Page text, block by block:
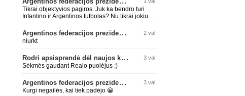
Tikrai objektyvios pagiros. Juk ka bendro turi
Infantino ir Argentinos futbolas? Nu tikrai jokiu
Argentinos federacijos prezidentas C. Tapia negailėjo pagyrų G. Infantino 2 val.
niurkt
Rodri apsisprendė dėl naujos komandos 3 val.
Sėkmės gaudant Realo puolėjus :)
Argentinos federacijos prezidentas C. Tapia negailėjo pagyrų G. Infantino 3 val.
Kurgi negailės, kai tiek padėjo 😀